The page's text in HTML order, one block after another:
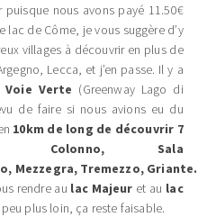
puisque nous avons payé 11.50€
lac de Côme, je vous suggère d’y
villages à découvrir en plus de
Lecca, et j’en passe. Il y a
Verte (Greenway Lago di
de faire si nous avions eu du
10km de long de découvrir 7
: Colonno,Sala
Mezzegra, Tremezzo, Griante.
rendre au lac Majeur et au lac
peu plus loin, ça reste faisable.